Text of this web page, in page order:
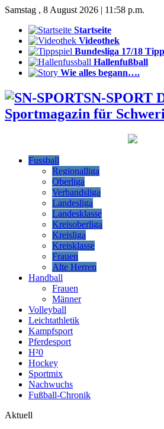
Samstag , 8 August 2026 | 11:58 p.m.
Startseite
Videothek
Bundesliga 17/18
Hallenfußball
Wie alles begann….
SN-SPORT
Sportmagazin für
Fussball
Regionalliga
Oberliga
Verbandsliga
Landesliga
Landesklasse
Kreisoberliga
Kreisliga
Kreisklasse
Frauen
Alte Herren
Handball
Frauen
Männer
Volleyball
Leichtathletik
Kampfsport
Pferdesport
H²0
Hockey
Sportmix
Nachwuchs
Fußball-Chronik
Aktuell